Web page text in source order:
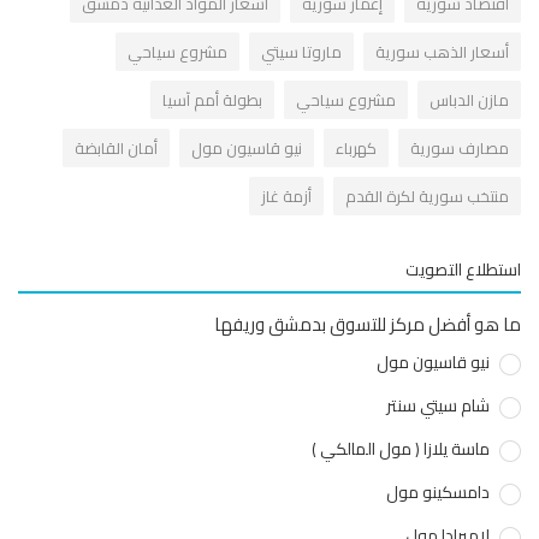
الذهب سورية
ماروتا سيتي
مشروع سياحي
الدباس
مشروع سياحي
بطولة أمم آسيا
سورية
كهرباء نيو قاسيون مول
أمان القابضة
سورية لكرة القدم
أزمة غاز
التصويت
أفضل مركز للتسوق بدمشق وريفها
نيو قاسيون مول
شام سيتي سنتر
ماسة يلازا ( مول المالكي )
دامسكينو مول